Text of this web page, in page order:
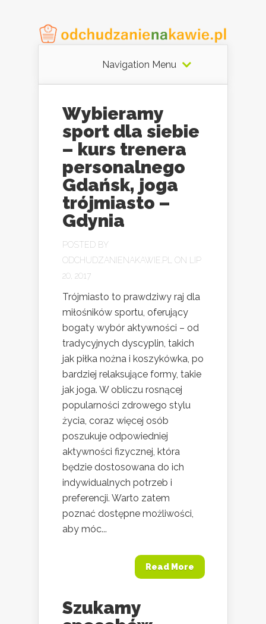
Navigation Menu
Wybieramy
sport dla siebie
– kurs trenera
personalnego
Gdańsk, joga
trójmiasto –
Gdynia
POSTED BY
ODCHUDZANIENAKAWIE.PL
ON LIP
20, 2017
Trójmiasto to prawdziwy raj dla
miłośników sportu, oferujący
bogaty wybór aktywności – od
tradycyjnych dyscyplin, takich
jak piłka nożna i koszykówka, po
bardziej relaksujące formy, takie
jak joga. W obliczu rosnącej
popularności zdrowego stylu
życia, coraz więcej osób
poszukuje odpowiedniej
aktywności fizycznej, która
będzie dostosowana do ich
indywidualnych potrzeb i
preferencji. Warto zatem
poznać dostępne możliwości,
aby móc...
Read More
Szukamy